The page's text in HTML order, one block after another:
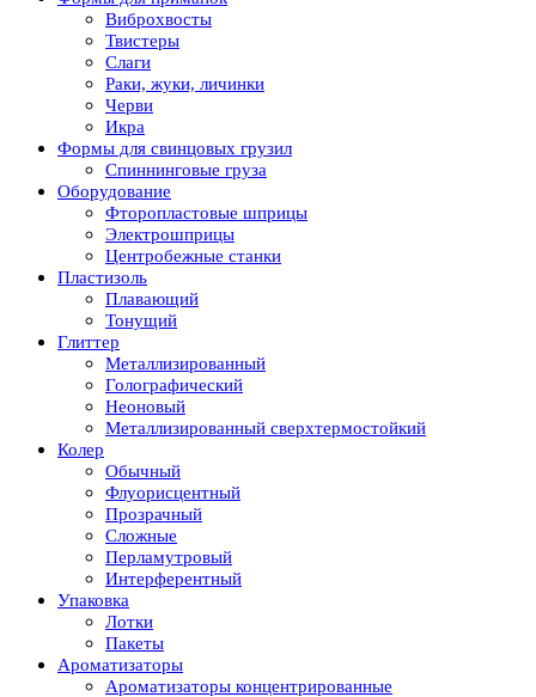
Виброхвосты
Твистеры
Слаги
Раки, жуки, личинки
Черви
Икра
Формы для свинцовых грузил
Спиннинговые груза
Оборудование
Фторопластовые шприцы
Электрошприцы
Центробежные станки
Пластизоль
Плавающий
Тонущий
Глиттер
Металлизированный
Голографический
Неоновый
Металлизированный сверхтермостойкий
Колер
Обычный
Флуорисцентный
Прозрачный
Сложные
Перламутровый
Интерферентный
Упаковка
Лотки
Пакеты
Ароматизаторы
Ароматизаторы концентрированные